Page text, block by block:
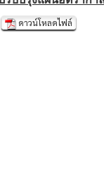
ดาวน์โหลดไฟล์